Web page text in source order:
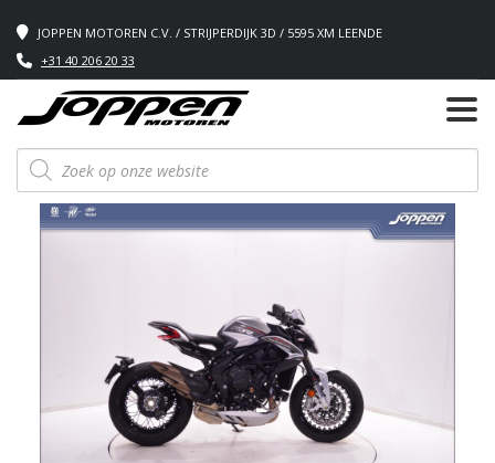
JOPPEN MOTOREN C.V. / STRIJPERDIJK 3D / 5595 XM LEENDE
+31 40 206 20 33
Producten
zoeken